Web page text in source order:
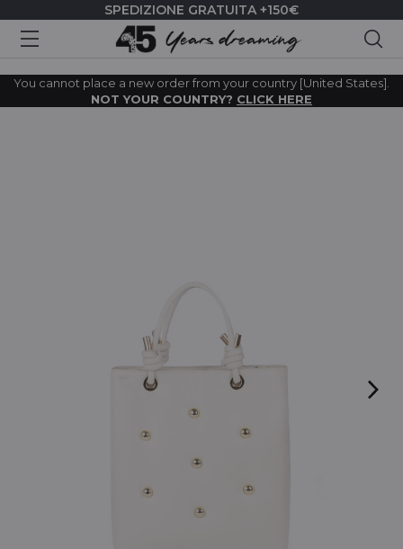
SPEDIZIONE GRATUITA +150€
You cannot place a new order from your country [United States].
NOT YOUR COUNTRY? CLICK HERE